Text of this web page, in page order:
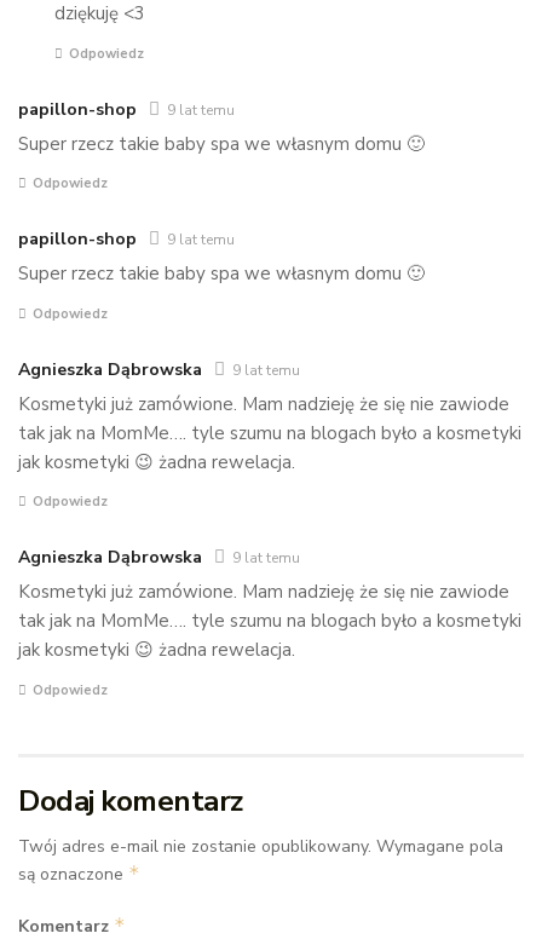
dziękuję <3
Odpowiedz
papillon-shop 9 lat temu
Super rzecz takie baby spa we własnym domu 🙂
Odpowiedz
papillon-shop 9 lat temu
Super rzecz takie baby spa we własnym domu 🙂
Odpowiedz
Agnieszka Dąbrowska 9 lat temu
Kosmetyki już zamówione. Mam nadzieję że się nie zawiode
tak jak na MomMe…. tyle szumu na blogach było a kosmetyki
jak kosmetyki 😉 żadna rewelacja.
Odpowiedz
Agnieszka Dąbrowska 9 lat temu
Kosmetyki już zamówione. Mam nadzieję że się nie zawiode
tak jak na MomMe…. tyle szumu na blogach było a kosmetyki
jak kosmetyki 😉 żadna rewelacja.
Odpowiedz
Dodaj komentarz
Twój adres e-mail nie zostanie opublikowany. Wymagane pola
są oznaczone *
Komentarz *